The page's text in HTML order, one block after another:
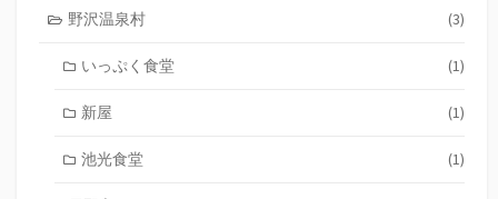
野沢温泉村 (3)
いっぷく食堂 (1)
新屋 (1)
池光食堂 (1)